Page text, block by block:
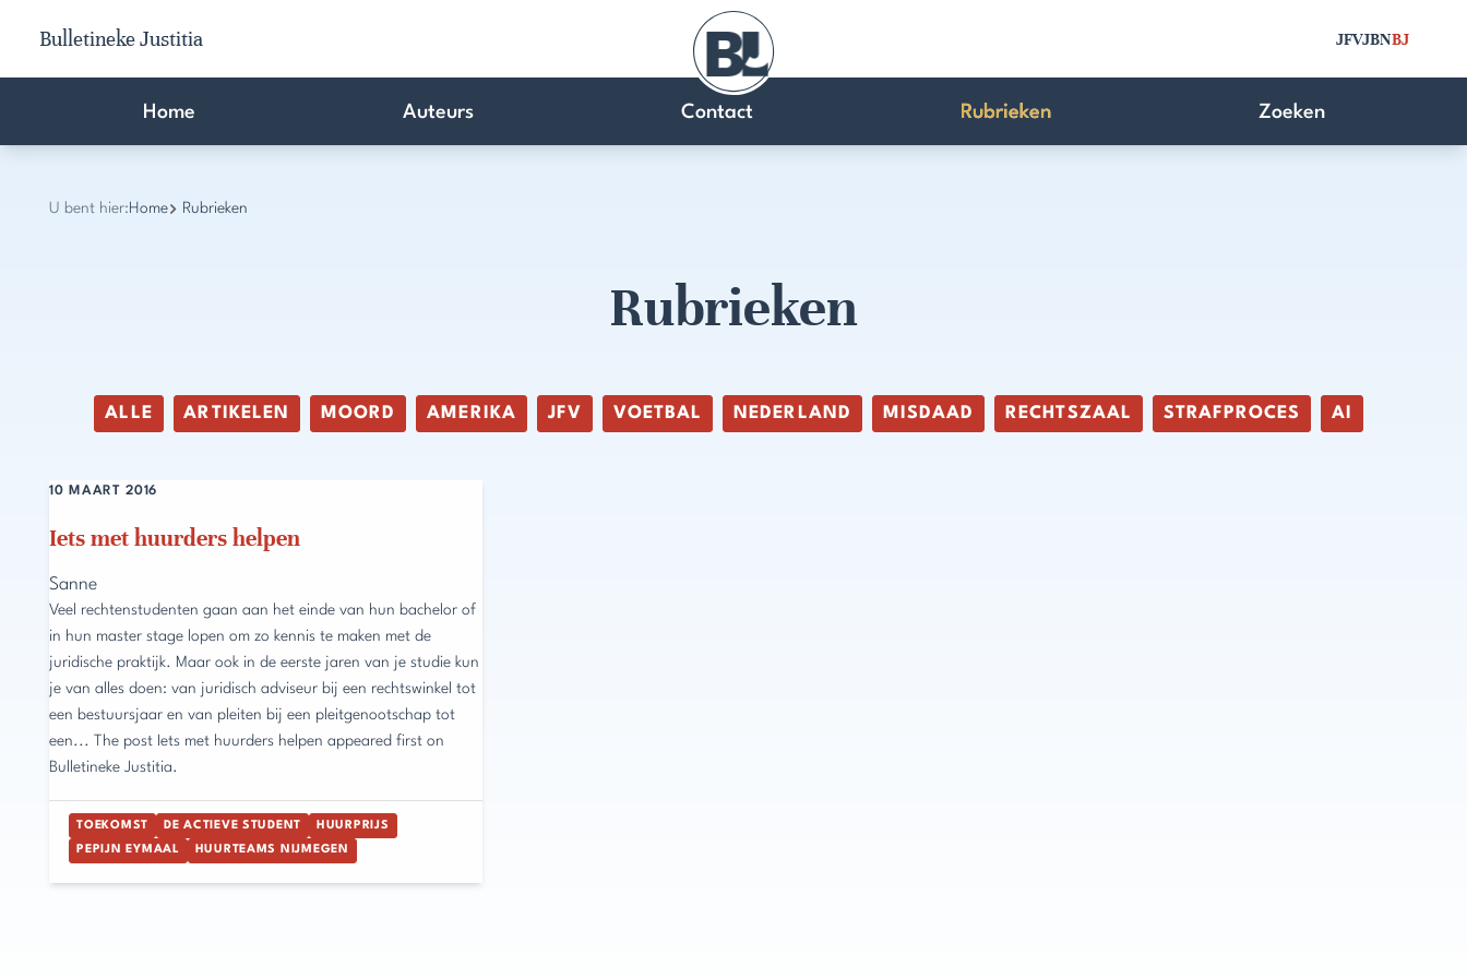
Bulletineke Justitia JFVJBNBJ
Home Auteurs Contact Rubrieken Zoeken
U bent hier: Home Rubrieken
Rubrieken
ALLE ARTIKELEN MOORD AMERIKA JFV VOETBAL NEDERLAND MISDAAD RECHTSZAAL STRAFPROCES AI
Iets met huurders helpen
10 MAART 2016
Sanne
Veel rechtenstudenten gaan aan het einde van hun bachelor of
in hun master stage lopen om zo kennis te maken met de
juridische praktijk. Maar ook in de eerste jaren van je studie kun
je van alles doen: van juridisch adviseur bij een rechtswinkel tot
een bestuursjaar en van pleiten bij een pleitgenootschap tot
een... The post Iets met huurders helpen appeared first on
Bulletineke Justitia.
TOEKOMST DE ACTIEVE STUDENT HUURPRIJS
PEPIJN EYMAAL HUURTEAMS NIJMEGEN